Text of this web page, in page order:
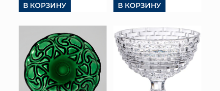
В КОРЗИНУ В КОРЗИНУ